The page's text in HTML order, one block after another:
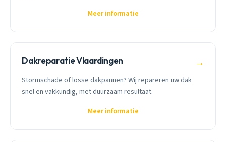
Meer informatie
Dakreparatie Vlaardingen →
Stormschade of losse dakpannen? Wij repareren uw dak
snel en vakkundig, met duurzaam resultaat.
Meer informatie